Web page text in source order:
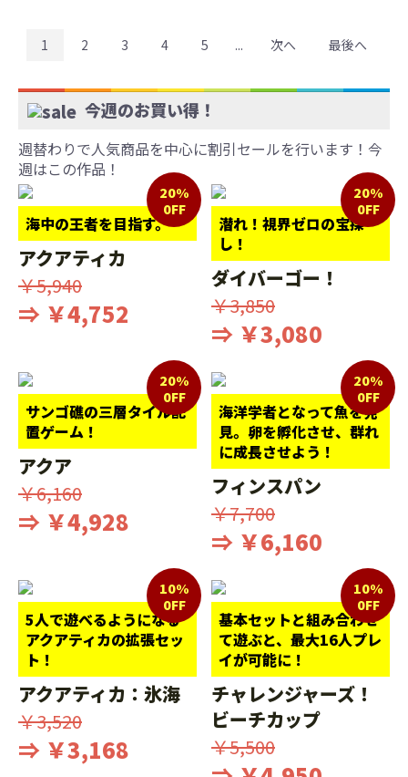
1 2 3 4 5 ... 次へ 最後へ
今週のお買い得！
週替わりで人気商品を中心に割引セールを行います！今
週はこの作品！
海中の王者を目指す。
20%
0FF
アクアティカ
￥5,940
⇒ ￥4,752
潜れ！視界ゼロの宝探
し！
20%
0FF
ダイバーゴー！
￥3,850
⇒ ￥3,080
サンゴ礁の三層タイル配
置ゲーム！
20%
0FF
アクア
￥6,160
⇒ ￥4,928
海洋学者となって魚を発
見。卵を孵化させ、群れ
に成長させよう！
20%
0FF
フィンスパン
￥7,700
⇒ ￥6,160
5人で遊べるようになる
アクアティカの拡張セッ
ト！
10%
0FF
アクアティカ：氷海
￥3,520
⇒ ￥3,168
基本セットと組み合わせ
て遊ぶと、最大16人プレ
イが可能に！
10%
0FF
チャレンジャーズ！
ビーチカップ
￥5,500